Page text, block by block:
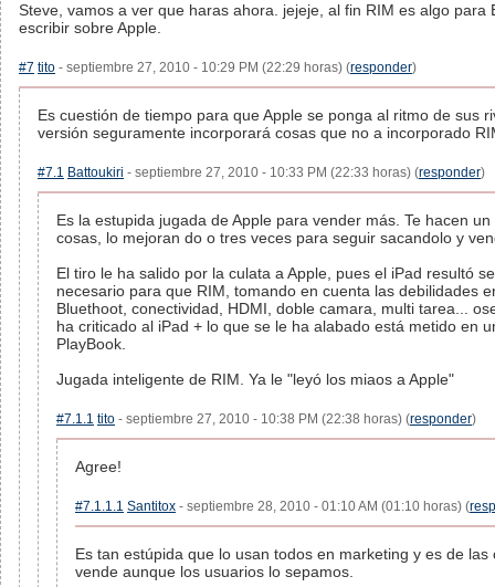
Steve, vamos a ver que haras ahora. jejeje, al fin RIM es algo para
escribir sobre Apple.
#7 tito - septiembre 27, 2010 - 10:29 PM (22:29 horas) (responder)
Es cuestión de tiempo para que Apple se ponga al ritmo de sus
versión seguramente incorporará cosas que no a incorporado
#7.1 Battoukiri - septiembre 27, 2010 - 10:33 PM (22:33 horas) (responder)
Es la estupida jugada de Apple para vender más. Te hacen
cosas, lo mejoran do o tres veces para seguir sacandolo y
El tiro le ha salido por la culata a Apple, pues el iPad resultó
necesario para que RIM, tomando en cuenta las debilidades
Bluethoot, conectividad, HDMI, doble camara, multi tarea...
ha criticado al iPad + lo que se le ha alabado está metido en
PlayBook.
Jugada inteligente de RIM. Ya le "leyó los miaos a Apple"
#7.1.1 tito - septiembre 27, 2010 - 10:38 PM (22:38 horas) (responder)
Agree!
#7.1.1.1 Santitox - septiembre 28, 2010 - 01:10 AM (01:10 horas) (
Es tan estúpida que lo usan todos en marketing y es de las
vende aunque los usuarios lo sepamos.